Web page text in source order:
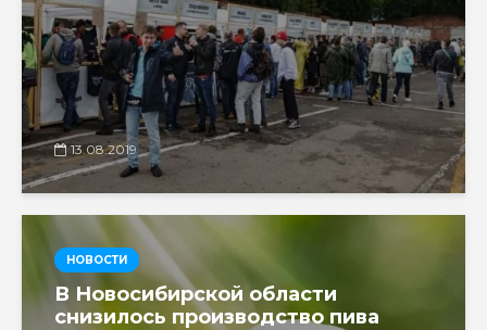
13.08.2019
НОВОСТИ
В Новосибирской области
снизилось производство пива